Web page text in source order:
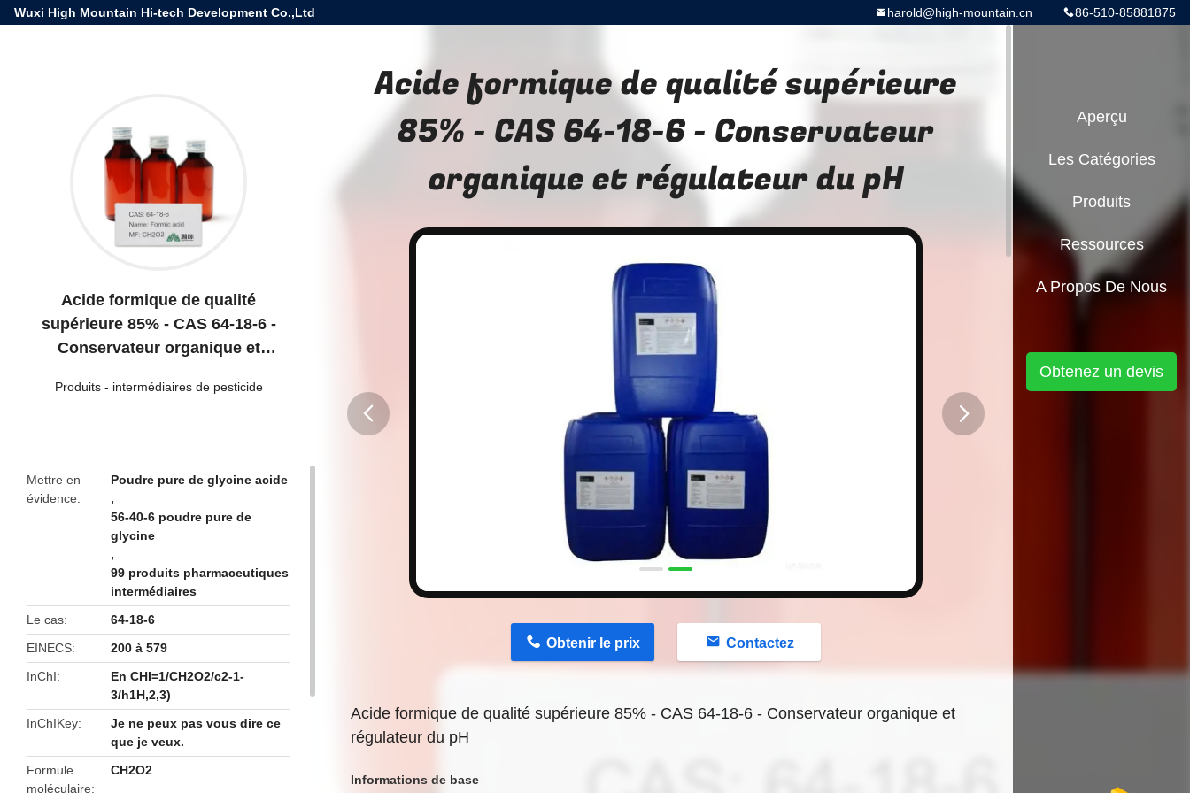
Wuxi High Mountain Hi-tech Development Co.,Ltd 86-510-85881875
harold@high-mountain.cn
Acide formique de qualité
supérieure 85% - CAS 64-18-6 -
Conservateur organique et
Produits- intermédiaires de pesticide
Mettre en
évidence
Poudre pure de glycine acide
,
56-40-6 poudre pure de
glycine
,
99 produits pharmaceutiques
intermédiaires
Le cas
64-18-6
EINECS
200 à 579
InChI
En CHI=1/CH2O2/c2-1-
3/h1H,2,3)
InChIKey
Je ne peux pas vous dire ce
que je veux.
Formule
moléculaire
CH2O2
Acide formique de qualité supérieure
85% - CAS 64-18-6 - Conservateur
organique et régulateur du pH
Obtenir le prix Contactez
Acide formique de qualité supérieure 85% - CAS 64-18-6 - Conservateur organique et
régulateur du pH
Informations de base
Aperçu
Les Catégories
Produits
Ressources
A Propos De Nous
Obtenez un devis